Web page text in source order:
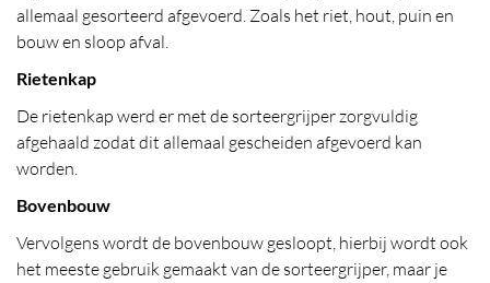
allemaal gesorteerd afgevoerd. Zoals het riet, hout, puin en
bouw en sloop afval.
Rietenkap
De rietenkap werd er met de sorteergrijper zorgvuldig
afgehaald zodat dit allemaal gescheiden afgevoerd kan
worden.
Bovenbouw
Vervolgens wordt de bovenbouw gesloopt, hierbij wordt ook
het meeste gebruik gemaakt van de sorteergrijper, maar je